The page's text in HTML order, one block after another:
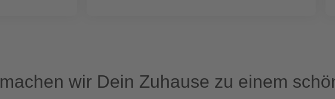
wir Dein Zuhause zu einem